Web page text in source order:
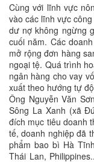
Cùng với lĩnh vực
vào các lĩnh vực
dư nợ không ngừng
cuối năm. Các
mở rộng đơn hàng
ngoại tệ. Quá trình
ngân hàng cho vay
xuất theo hướng tự
Ông Nguyễn Văn
Sông La Xanh (xã
đích mục tiêu doanh
tế, doanh nghiệp đã
phẩm bao bì Hà
Thái Lan,